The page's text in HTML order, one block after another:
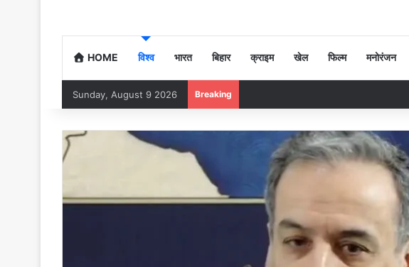
HOME विश्व भारत बिहार क्राइम खेल फिल्म मनोरंजन
Sunday, August 9 2026 Breaking